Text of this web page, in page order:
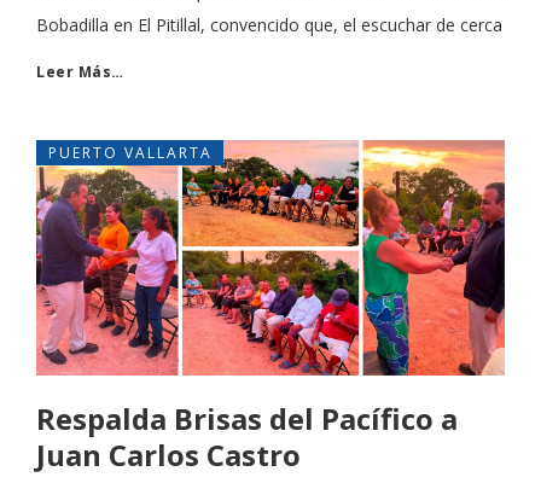
Bobadilla en El Pitillal, convencido que, el escuchar de cerca
Leer Más…
PUERTO VALLARTA
Respalda Brisas del Pacífico a
Juan Carlos Castro